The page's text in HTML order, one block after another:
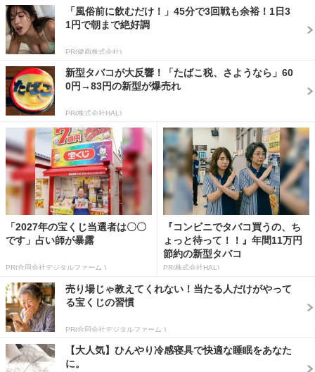
「風俗前に飲むだけ！」45分で3回戦も余裕！1日3
1円で朝まで絶好調
PR(健商株式会社)
新型タバコが大反響！「たばこ税、さようなら」60
0円→83円の新型が爆売れ
PR(株式会社HAL)
「2027年の宝くじ当選者は〇〇
です」占い師が暴露
PR(合同会社デジタルファーム )
『コンビニでタバコ買うの、ち
ょっと待って！！』年間11万円
節約の新型タバコ
PR(株式会社HAL)
売り場じゃ教えてくれない！当たる人だけがやって
る宝くじの習慣
PR(合同会社デジタルファーム )
【大人気】ひんやり冷感寝具で快適な睡眠をあなた
に。